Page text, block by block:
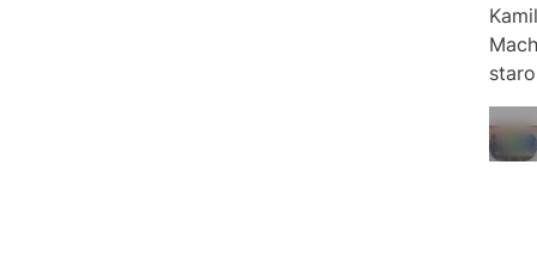
Kamil